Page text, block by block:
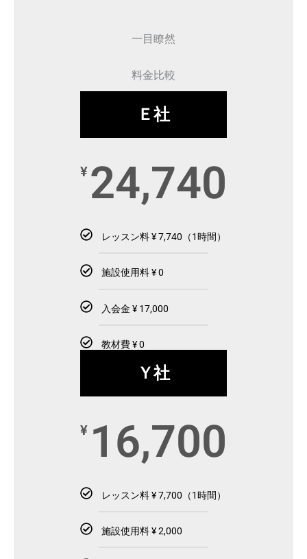
一目瞭然
料金比較
Ｅ社
¥ 24,740
レッスン料 ¥ 7,740（1時間）
施設使用料 ¥ 0
入会金 ¥ 17,000
教材費 ¥ 0
Ｙ社
¥ 16,700
レッスン料 ¥ 7,700（1時間）
施設使用料 ¥ 2,000